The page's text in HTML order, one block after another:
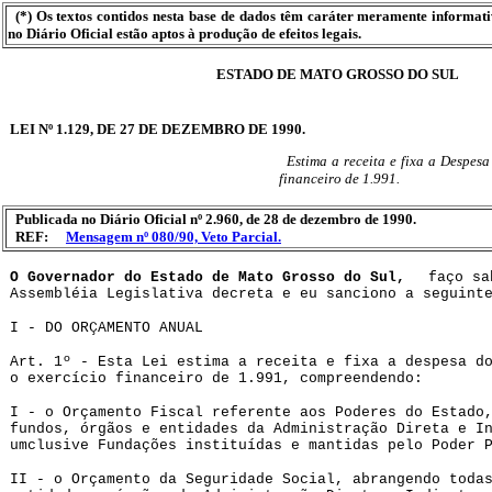
(*) Os textos contidos nesta base de dados têm caráter meramente
no Diário Oficial estão aptos à produção de efeitos legais.
ESTADO DE MATO GROSSO DO SUL
LEI Nº 1.129, DE 27 DE DEZEMBRO DE 1990.
Estima a receita e fixa a
financeiro de 1.991.
Publicada no Diário Oficial nº 2.960, de 28 de dezembro de 1990.
REF:
Mensagem nº 080/90, Veto Parcial.
O Governador do Estado de Mato Grosso do Sul,
faço
Assembléia Legislativa decreta e eu sanciono a
I - DO ORÇAMENTO ANUAL
Art. 1º - Esta Lei estima a receita e fixa a despesa do
o exercício financeiro de 1.991, compreendendo:
I - o Orçamento Fiscal referente aos Poderes do
fundos, órgãos e entidades da Administração Direta e
umclusive Fundações instituídas e mantidas pelo Poder
II - o Orçamento da Seguridade Social, abrangendo